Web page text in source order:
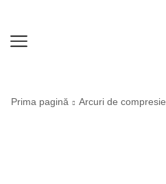
Prima pagină Arcuri de compresie